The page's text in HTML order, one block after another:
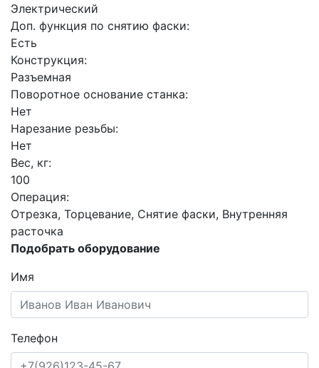
Электрический
Доп. функция по снятию фаски:
Есть
Конструкция:
Разъемная
Поворотное основание станка:
Нет
Нарезание резьбы:
Нет
Вес, кг:
100
Операция:
Отрезка, Торцевание, Снятие фаски, Внутренняя
расточка
Подобрать оборудование
Имя
Телефон